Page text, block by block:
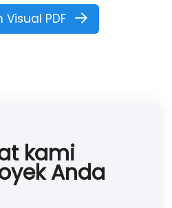
PDF
kami
Anda